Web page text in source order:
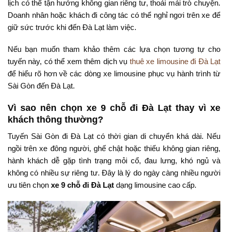
lịch có thể tận hưởng không gian riêng tư, thoải mái trò chuyện.
Doanh nhân hoặc khách đi công tác có thể nghỉ ngơi trên xe để
giữ sức trước khi đến Đà Lạt làm việc.
Nếu bạn muốn tham khảo thêm các lựa chọn tương tự cho
tuyến này, có thể xem thêm dịch vụ thuê xe limousine đi Đà Lạt
để hiểu rõ hơn về các dòng xe limousine phục vụ hành trình từ
Sài Gòn đến Đà Lạt.
Vì sao nên chọn xe 9 chỗ đi Đà Lạt thay vì xe
khách thông thường?
Tuyến Sài Gòn đi Đà Lạt có thời gian di chuyển khá dài. Nếu
ngồi trên xe đông người, ghế chật hoặc thiếu không gian riêng,
hành khách dễ gặp tình trạng mỏi cổ, đau lưng, khó ngủ và
không có nhiều sự riêng tư. Đây là lý do ngày càng nhiều người
ưu tiên chọn xe 9 chỗ đi Đà Lạt dạng limousine cao cấp.